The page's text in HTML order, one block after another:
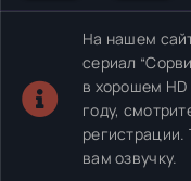
На нашем
сериал
в хорошем
году,
вам озвучку.